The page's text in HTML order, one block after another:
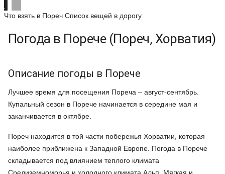
Что взять в Пореч Список вещей в дорогу
Погода в Порече (Пореч, Хорватия)
Описание погоды в Порече
Лучшее время для посещения Пореча – август-сентябрь.
Купальный сезон в Порече начинается в середине мая и
заканчивается в октябре.
Пореч находится в той части побережья Хорватии, которая
наиболее приближена к Западной Европе. Погода в Порече
складывается под влиянием теплого климата